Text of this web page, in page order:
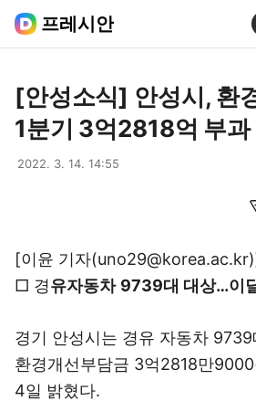
프레시안
[안성소식] 안성시, 환
1분기 3억2818억 부과
2022. 3. 14. 14:55
[이윤 기자
□ 경유자동차 9739대 대상…이
경기 안성시는 경유 자동차
환경개선부담금 3억2818만
4일 밝혔다.